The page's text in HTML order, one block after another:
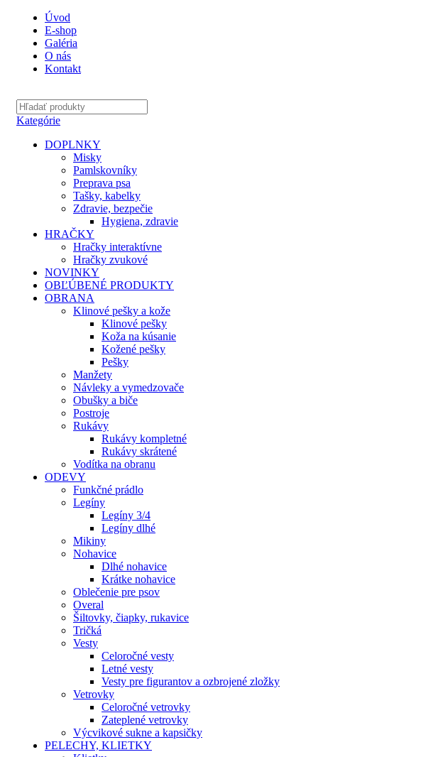
Úvod
E-shop
Galéria
O nás
Kontakt
Kategórie
DOPLNKY
Misky
Pamlskovníky
Preprava psa
Tašky, kabelky
Zdravie, bezpečie
Hygiena, zdravie
HRAČKY
Hračky interaktívne
Hračky zvukové
NOVINKY
OBĽÚBENÉ PRODUKTY
OBRANA
Klinové pešky a kože
Klinové pešky
Koža na kúsanie
Kožené pešky
Pešky
Manžety
Návleky a vymedzovače
Obušky a biče
Postroje
Rukávy
Rukávy kompletné
Rukávy skrátené
Vodítka na obranu
ODEVY
Funkčné prádlo
Legíny
Legíny 3/4
Legíny dlhé
Mikiny
Nohavice
Dlhé nohavice
Krátke nohavice
Oblečenie pre psov
Overal
Šiltovky, čiapky, rukavice
Tričká
Vesty
Celoročné vesty
Letné vesty
Vesty pre figurantov a ozbrojené zložky
Vetrovky
Celoročné vetrovky
Zateplené vetrovky
Výcvikové sukne a kapsičky
PELECHY, KLIETKY